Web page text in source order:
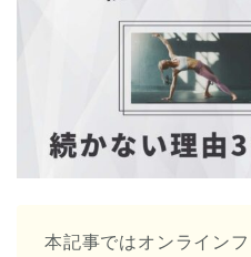
本記事ではオンライン